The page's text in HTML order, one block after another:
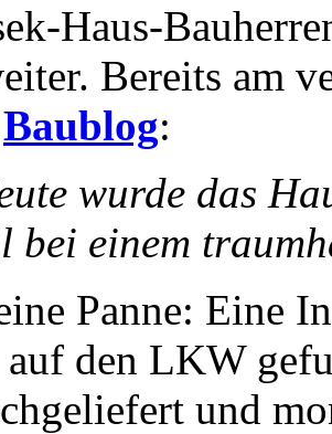
Haus-
Bereits am
Baublog:
wurde das
bei einem
Panne: Eine
auf den LKW
und